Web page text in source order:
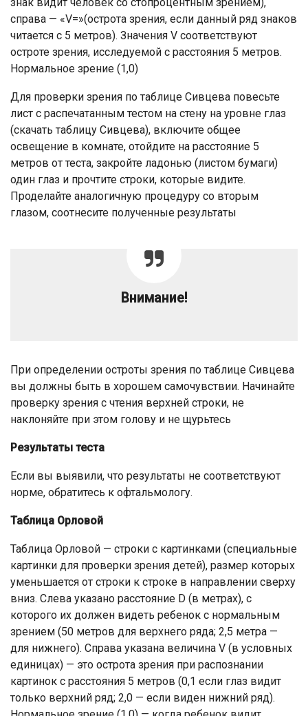
справа — «V=»(острота зрения, если данный ряд знаков
читается с 5 метров). Значения V соответствуют
остроте зрения, исследуемой с расстояния 5 метров.
Нормальное зрение (1,0)
Для проверки зрения по таблице Сивцева повесьте
лист с распечатанным тестом на стену на уровне глаз
(скачать таблицу Сивцева), включите общее
освещение в комнате, отойдите на расстояние 5
метров от теста, закройте ладонью (листом бумаги)
один глаз и прочтите строки, которые видите.
Проделайте аналогичную процедуру со вторым
глазом, соотнесите полученные результаты
Внимание!
При определении остроты зрения по таблице Сивцева
вы должны быть в хорошем самочувствии. Начинайте
проверку зрения с чтения верхней строки, не
наклоняйте при этом голову и не щурьтесь
Результаты теста
Если вы выявили, что результаты не соответствуют
норме, обратитесь к офтальмологу.
Таблица Орловой
Таблица Орловой — строки с картинками (специальные
картинки для проверки зрения детей), размер которых
уменьшается от строки к строке в направлении сверху
вниз. Слева указано расстояние D (в метрах), с
которого их должен видеть ребенок с нормальным
зрением (50 метров для верхнего ряда; 2,5 метра —
для нижнего). Справа указана величина V (в условных
единицах) — это острота зрения при распознании
картинок с расстояния 5 метров (0,1 если глаз видит
только верхний ряд; 2,0 — если виден нижний ряд).